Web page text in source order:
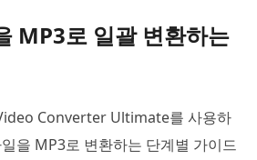
MP3로 일괄 변환하는
Converter Ultimate를 사용하
을 MP3로 변환하는 단계별 가이드